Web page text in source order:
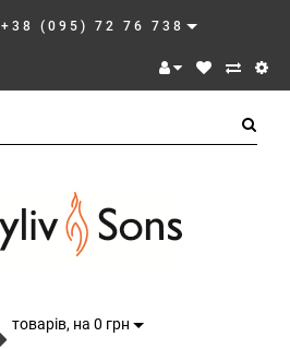
+38 (095) 72 76 738
товарів, на 0 грн